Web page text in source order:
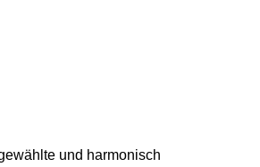
und harmonisch